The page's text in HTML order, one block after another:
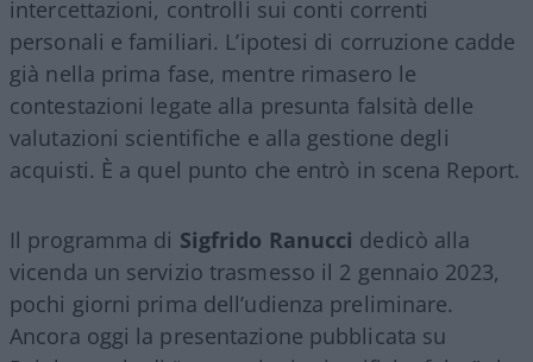
intercettazioni, controlli sui conti correnti
personali e familiari. L’ipotesi di corruzione cadde
già nella prima fase, mentre rimasero le
contestazioni legate alla presunta falsità delle
valutazioni scientifiche e alla gestione degli
acquisti. È a quel punto che entrò in scena Report.
Il programma di Sigfrido Ranucci dedicò alla
vicenda un servizio trasmesso il 2 gennaio 2023,
pochi giorni prima dell’udienza preliminare.
Ancora oggi la presentazione pubblicata su